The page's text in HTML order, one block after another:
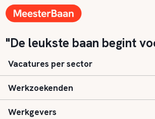
"De leukste baan begint
Vacatures per sector
Basisonderwijs
Speciaal (basis) onderwijs
Werkzoekenden
Aanmelden
Werkgevers